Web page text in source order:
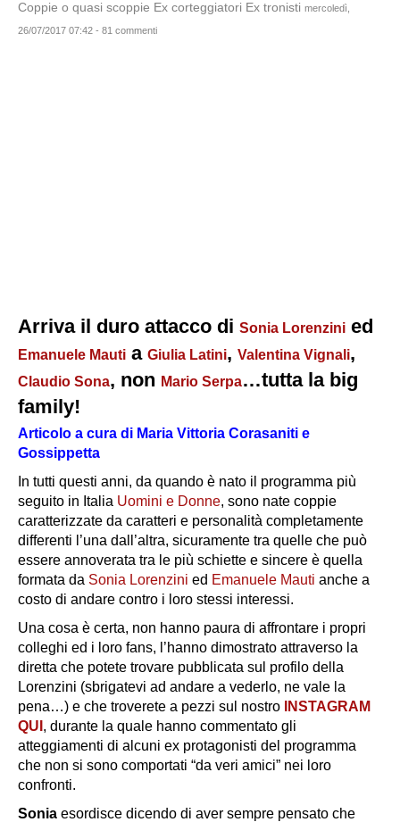
Coppie o quasi scoppie Ex corteggiatori Ex tronisti mercoledì,
26/07/2017 07:42 - 81 commenti
Arriva il duro attacco di Sonia Lorenzini ed
Emanuele Mauti a Giulia Latini, Valentina Vignali,
Claudio Sona, non Mario Serpa…tutta la big
family!
Articolo a cura di Maria Vittoria Corasaniti e
Gossippetta
In tutti questi anni, da quando è nato il programma più
seguito in Italia Uomini e Donne, sono nate coppie
caratterizzate da caratteri e personalità completamente
differenti l’una dall’altra, sicuramente tra quelle che può
essere annoverata tra le più schiette e sincere è quella
formata da Sonia Lorenzini ed Emanuele Mauti anche a
costo di andare contro i loro stessi interessi.
Una cosa è certa, non hanno paura di affrontare i propri
colleghi ed i loro fans, l’hanno dimostrato attraverso la
diretta che potete trovare pubblicata sul profilo della
Lorenzini (sbrigatevi ad andare a vederlo, ne vale la
pena…) e che troverete a pezzi sul nostro
INSTAGRAM
QUI , durante la quale hanno commentato gli
atteggiamenti di alcuni ex protagonisti del programma
che non si sono comportati “da veri amici” nei loro
confronti.
Sonia esordisce dicendo di aver sempre pensato che